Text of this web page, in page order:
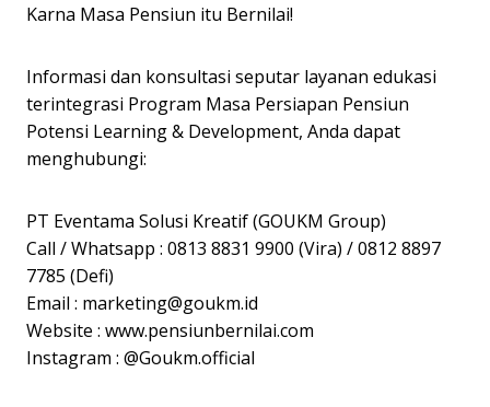
Karna Masa Pensiun itu Bernilai!
Informasi dan konsultasi seputar layanan edukasi
terintegrasi Program Masa Persiapan Pensiun
Potensi Learning & Development, Anda dapat
menghubungi:
PT Eventama Solusi Kreatif (GOUKM Group)
Call / Whatsapp : 0813 8831 9900 (Vira) / 0812 8897
7785 (Defi)
Email : marketing@goukm.id
Website : www.pensiunbernilai.com
Instagram : @Goukm.official